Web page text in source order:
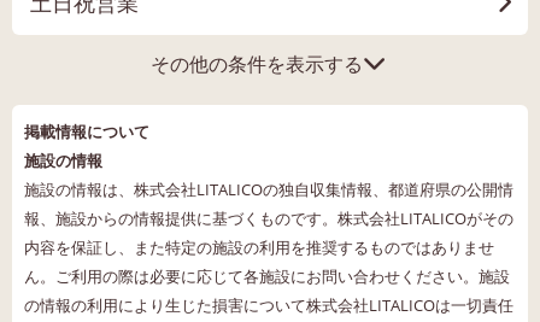
その他の条件を表示する
掲載情報について
施設の情報
施設の情報は、株式会社LITALICOの独自収集情報、都道府県の公開情
報、施設からの情報提供に基づくものです。株式会社LITALICOがその
内容を保証し、また特定の施設の利用を推奨するものではありませ
ん。ご利用の際は必要に応じて各施設にお問い合わせください。施設
の情報の利用により生じた損害について株式会社LITALICOは一切責任